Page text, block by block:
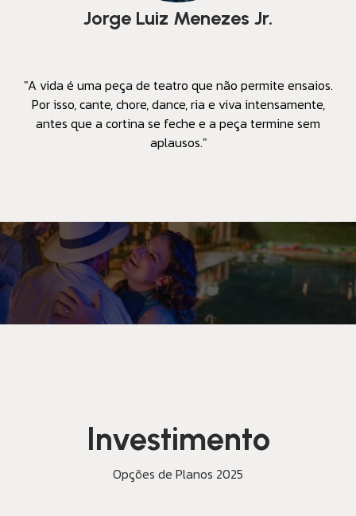
Jorge Luiz Menezes Jr.
"A vida é uma peça de teatro que não permite ensaios.
Por isso, cante, chore, dance, ria e viva intensamente,
antes que a cortina se feche e a peça termine sem
aplausos."
Investimento
Opções de Planos 2025